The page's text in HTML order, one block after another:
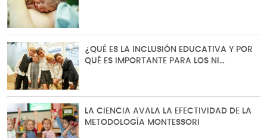
¿QUÉ ES LA INCLUSIÓN EDUCATIVA Y POR
QUÉ ES IMPORTANTE PARA LOS NI…
LA CIENCIA AVALA LA EFECTIVIDAD DE LA
METODOLOGÍA MONTESSORI